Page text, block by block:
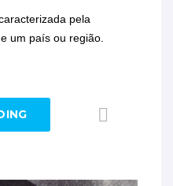
pela
um país ou região.